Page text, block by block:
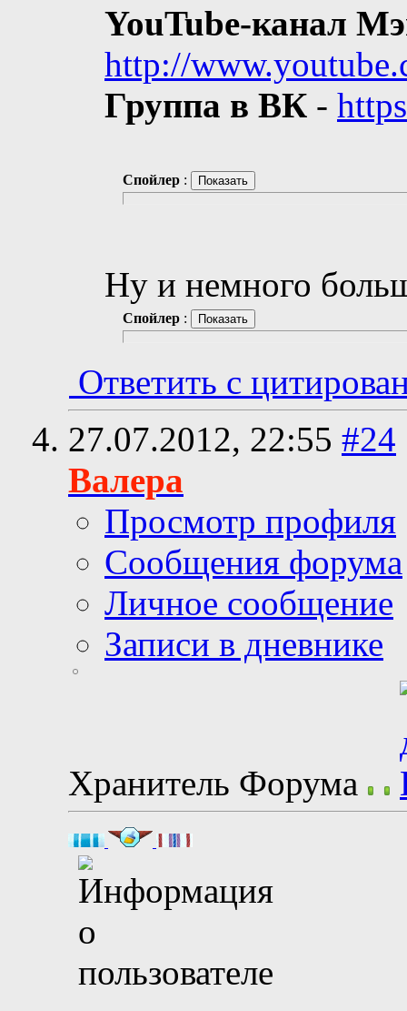
YouTube-канал
http://
Группа в ВК -
Спойлер :
Ну и немного
Спойлер :
Ответить с
27.07.2012, 22:55 #24
Валера
Просмотр профиля
Сообщения форума
Личное сообщение
Записи в дневнике
Хранитель Форума